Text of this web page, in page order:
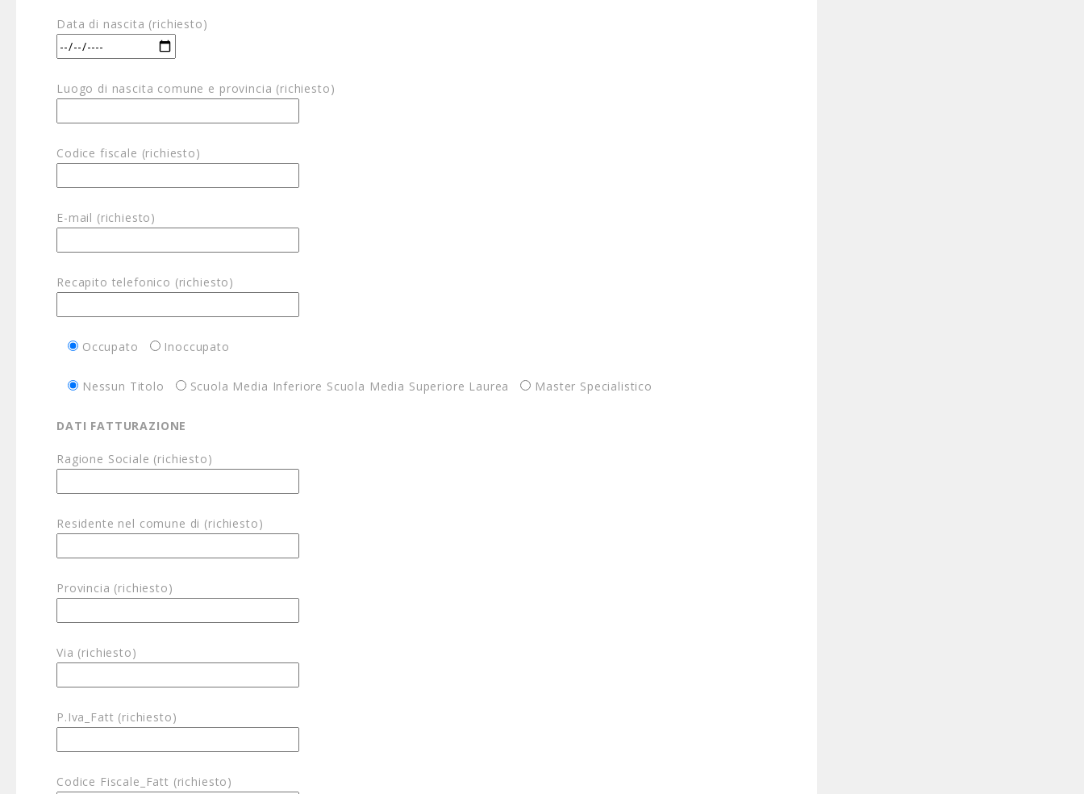
Data di nascita (richiesto)
Luogo di nascita comune e provincia (richiesto)
Codice fiscale (richiesto)
E-mail (richiesto)
Recapito telefonico (richiesto)
Occupato Inoccupato
Nessun Titolo Scuola Media Inferiore Scuola Media Superiore Laurea Master Specialistico
DATI FATTURAZIONE
Ragione Sociale (richiesto)
Residente nel comune di (richiesto)
Provincia (richiesto)
Via (richiesto)
P.Iva_Fatt (richiesto)
Codice Fiscale_Fatt (richiesto)